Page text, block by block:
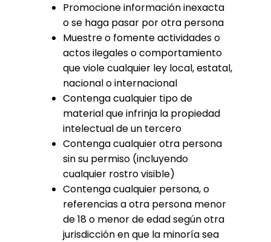
Promocione información inexacta
o se haga pasar por otra persona
Muestre o fomente actividades o
actos ilegales o comportamiento
que viole cualquier ley local, estatal,
nacional o internacional
Contenga cualquier tipo de
material que infrinja la propiedad
intelectual de un tercero
Contenga cualquier otra persona
sin su permiso (incluyendo
cualquier rostro visible)
Contenga cualquier persona, o
referencias a otra persona menor
de 18 o menor de edad según otra
jurisdicción en que la minoría sea